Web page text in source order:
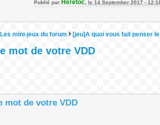
Publié par Heretoc le 14 September 2017 -
Les mini-jeux du forum [jeu]A quoi vous fait penser
mot de votre VDD
mot de votre VDD